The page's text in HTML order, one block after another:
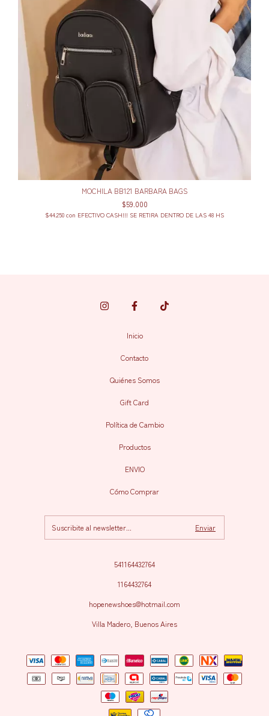
MOCHILA BB121 BARBARA BAGS
$59.000
$44.250 con EFECTIVO CASH!!! SE RETIRA DENTRO DE LAS 48 HS
Inicio
Contacto
Quiénes Somos
Gift Card
Política de Cambio
Productos
ENVIO
Cómo Comprar
541164432764
1164432764
hopenewshoes@hotmail.com
Villa Madero, Buenos Aires